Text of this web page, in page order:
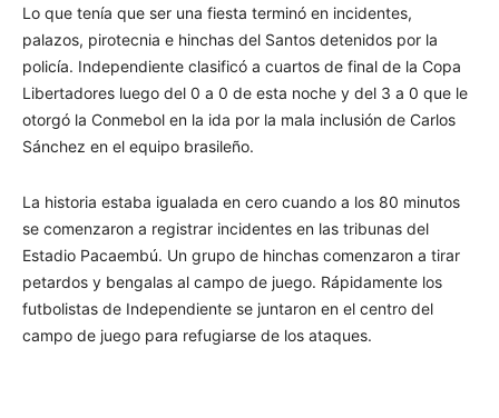
Lo que tenía que ser una fiesta terminó en incidentes,
palazos, pirotecnia e hinchas del Santos detenidos por la
policía. Independiente clasificó a cuartos de final de la Copa
Libertadores luego del 0 a 0 de esta noche y del 3 a 0 que le
otorgó la Conmebol en la ida por la mala inclusión de Carlos
Sánchez en el equipo brasileño.
La historia estaba igualada en cero cuando a los 80 minutos
se comenzaron a registrar incidentes en las tribunas del
Estadio Pacaembú. Un grupo de hinchas comenzaron a tirar
petardos y bengalas al campo de juego. Rápidamente los
futbolistas de Independiente se juntaron en el centro del
campo de juego para refugiarse de los ataques.